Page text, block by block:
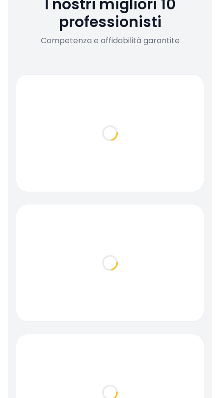
I nostri migliori 10
professionisti
Competenza e affidabilità garantite
Loading...
Loading...